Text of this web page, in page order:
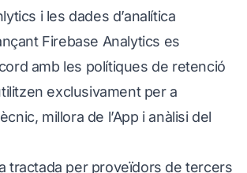
i les dades d’analítica
Firebase Analytics es
amb les polítiques de retenció
exclusivament per a
millora de l’App i anàlisi del
tractada per proveïdors de tercers